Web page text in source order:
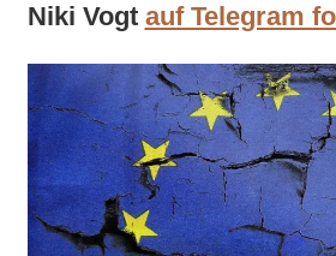
Niki Vogt auf Telegram